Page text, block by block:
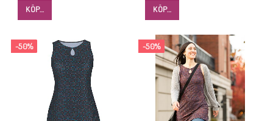
KÖP… KÖP…
-50% -50%